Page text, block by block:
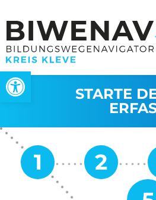
Werkzeugleiste öffnen
STARTE